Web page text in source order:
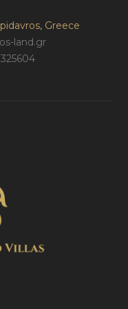
Greece
land.gr